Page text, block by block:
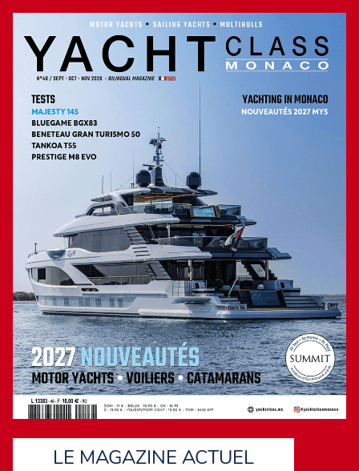
bâbord, tandis qu’une longue banquette en L compose un
salon avec table basse. La position surélevée sur des
compartiments techniques autorise une bonne vue par les
hublots de rouf. Des mains courantes agrémentent le
plafond, mais il faut déjà être de bonne taille pour les saisir.
Vers l’avant deux portes s’ouvrent sur deux cabines. Celle
sur bâbord donne accès à la suite armateur, avec salle d’eau
proche de l’entrée, puis grand couchage double central et
nombreux rangements. Sur l’autre bord, une cabine VIP
avec salle d’eau peut être remplacée par un petit
salon/bureau. Pour rejoindre la partie arrière, deux accès
sont possibles de part et d’autre de la descente. Ils
permettent de rejoindre deux cabines invités identiques,
avec lits jumeaux et cabinet de toilette privatif. Toute la
partie située vers la poupe est le domaine de l’équipage qui
dispose de deux cabines (une double et une à lits
superposés). On y trouve aussi le mess et une belle cuisine,
avec un haut niveau d’équipement, et, proche d’un accès
direct vers le cockpit, le poste de navigation du capitaine
d’où il peut contrôler tous les systèmes du bord. La
séduction du Swan 88 est évidente avec des lignes
reconnaissables, mais avec de justes modernisations, et une
qualité de réalisation qui semble naturelle après une visite
du chantier. Cette construction d’exception s’appuie sur le
savoir-faire d’employés dont certains représentent la
quatrième génération familiale au service de Nautor. Et le
plaisir de la navigation en silence, à la voile, mais aussi au
moteur n’est pas le moindre de ses atouts. La réputation des
Swan ne s’arrêtera pas avec ce yacht, le plus petit de la
gamme Maxi.LE MAGAZINE ACTUEL